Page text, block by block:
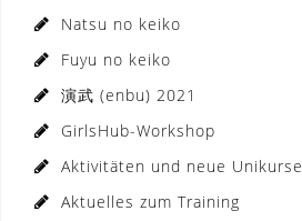
Natsu no keiko
Fuyu no keiko
演武 (enbu) 2021
GirlsHub-Workshop
Aktivitäten und neue Unikurse
Aktuelles zum Training